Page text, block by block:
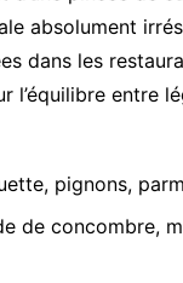
absolument
dans les
l’équilibre entre
pignons,
de concombre,